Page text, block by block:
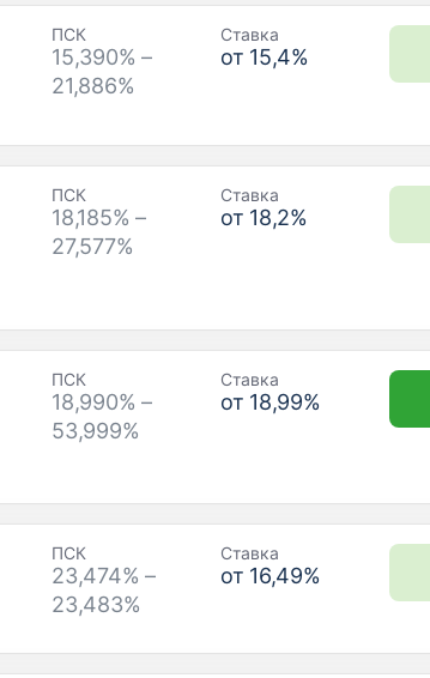
ПСК
15,390% –
21,886%
Ставка
от 15,4%
ПСК
18,185% –
27,577%
Ставка
от 18,2%
ПСК
18,990% –
53,999%
Ставка
от 18,99%
ПСК
23,474% –
23,483%
Ставка
от 16,49%